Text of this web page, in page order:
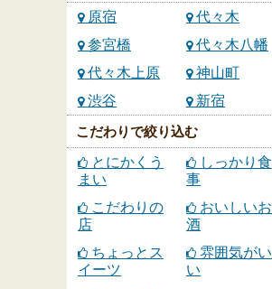
原宿
代々木
参宮橋
代々木八幡
代々木上原
神山町
渋谷
新宿
こだわりで絞り込む
とにかくう
まい
しっかり食
事
こだわりの
店
おいしいお
酒
ちょっとス
イーツ
雰囲気がい
い